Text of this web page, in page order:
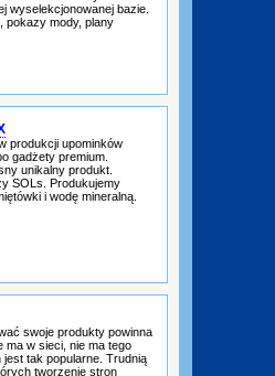
wyselekcjonowanej bazie.
pokazy mody, plany
produkcji upominków
gadżety premium.
unikalny produkt.
SOLs. Produkujemy
i wodę mineralną.
swoje produkty powinna
ma w sieci, nie ma tego
jest tak popularne. Trudnią
tworzenie stron